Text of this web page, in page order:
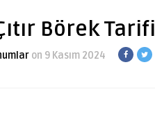
Börek Tarifi
on 9 Kasım 2024